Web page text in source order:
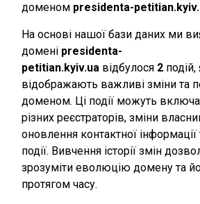
доменом presidenta-
На основі нашої бази даних ми
домені presidenta-
petitian.kyiv.ua відбулося 2 подій,
відображають важливі зміни та
доменом. Ці події можуть
різних реєстраторів, зміни
оновлення контактної інформації
події. Вивчення історії змін
зрозуміти еволюцію домену та
протягом часу.